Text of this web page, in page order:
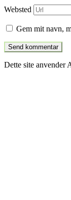
Websted
Gem mit navn,
Dette site anvender